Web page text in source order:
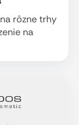
rôzne trhy
na